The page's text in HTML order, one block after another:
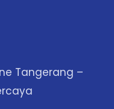
Tangerang –